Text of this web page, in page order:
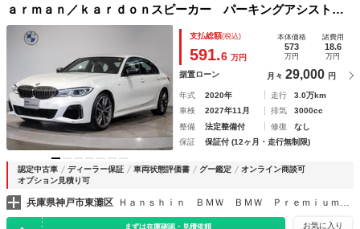
ａｒｍａｎ／ｋａｒｄｏｎスピーカー パーキングアシストプ
ラス シートヒーター 純正ナビ 全周囲カメラ Ｂｌｕｅｔ
ｏｏｔｈ 純正１９ＡＷ ＡＣＣ ヘッドアップＤ 衝突被害
軽減ブレーキ
支払総額(税込)
591.6 万円
本体価格
573
万円
諸費用
18.6
万円
据置ローン 月々 29,000 円
年式 2020年 走行
3.0万km
車検
2027年11月 排気
3000cc
整備
法定整備付 修復
なし
保証
保証付 (12ヶ月・走行無制限)
認定中古車 ディーラー保証 車両状態評価書 グー鑑定
オンライン商談可
オプション見積り可
兵庫県神戸市東灘区 Ｈａｎｓｈｉｎ ＢＭＷ ＢＭＷ ＰｒｅｍｉｕｍＳｅｌｅｃｔｉｏｎ 六甲アイランド
まずは在庫確認・見積依頼 お気に入り